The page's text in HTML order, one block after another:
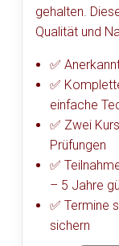
gehalten.
Qualität und
✅
✅
einfache
✅ Zwei
Prüfungen
✅
– 5 Jahre
✅ Termine
sichern